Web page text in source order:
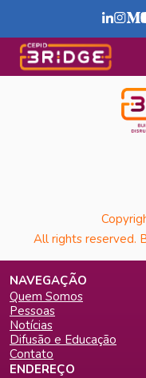
All rights reserved.
ENDEREÇO
NAVEGAÇÃO
Quem Somos
Pessoas
Notícias
Difusão e Educação
Contato